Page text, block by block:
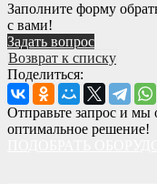
Заполните форму
с вами!
Задать вопрос
Возврат к списку
Поделиться:
Отправьте запрос и мы
оптимальное решение!